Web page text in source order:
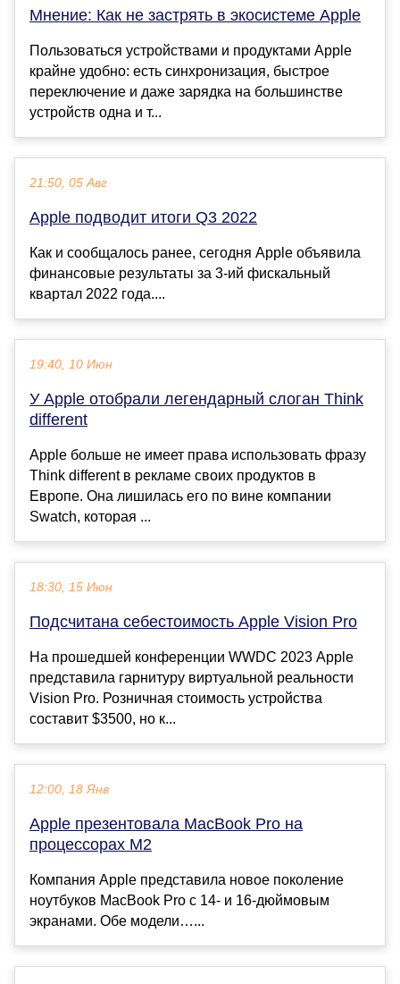
Мнение: Как не застрять в экосистеме Apple
Пользоваться устройствами и продуктами Apple
крайне удобно: есть синхронизация, быстрое
переключение и даже зарядка на большинстве
устройств одна и т...
21:50, 05 Авг
Apple подводит итоги Q3 2022
Как и сообщалось ранее, сегодня Apple объявила
финансовые результаты за 3-ий фискальный
квартал 2022 года....
19:40, 10 Июн
У Apple отобрали легендарный слоган Think
different
Apple больше не имеет права использовать фразу
Think different в рекламе своих продуктов в
Европе. Она лишилась его по вине компании
Swatch, которая ...
18:30, 15 Июн
Подсчитана себестоимость Apple Vision Pro
На прошедшей конференции WWDC 2023 Apple
представила гарнитуру виртуальной реальности
Vision Pro. Розничная стоимость устройства
составит $3500, но к...
12:00, 18 Янв
Apple презентовала MacBook Pro на
процессорах M2
Компания Apple представила новое поколение
ноутбуков MacBook Pro с 14- и 16-дюймовым
экранами. Обе модели…...